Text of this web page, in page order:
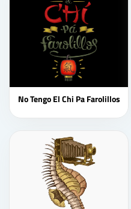
No Tengo El Chi Pa Farolillos